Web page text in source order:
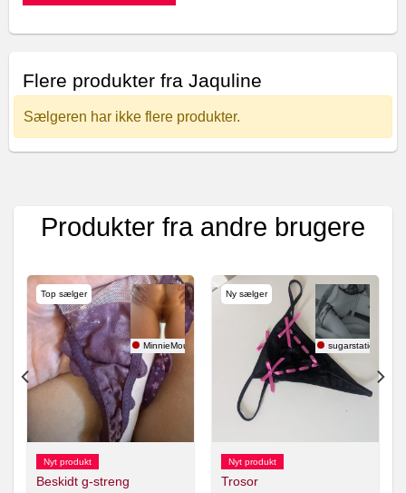
Flere produkter fra Jaquline
Sælgeren har ikke flere produkter.
Produkter fra andre brugere
Top sælger
MinnieMouse
Nyt produkt
Beskidt g-streng
Ny sælger
sugarstatic
Nyt produkt
Trosor